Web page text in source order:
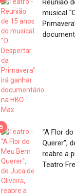
Reunião
musical
“A Flor
Querer”,
reabre a
Teatro